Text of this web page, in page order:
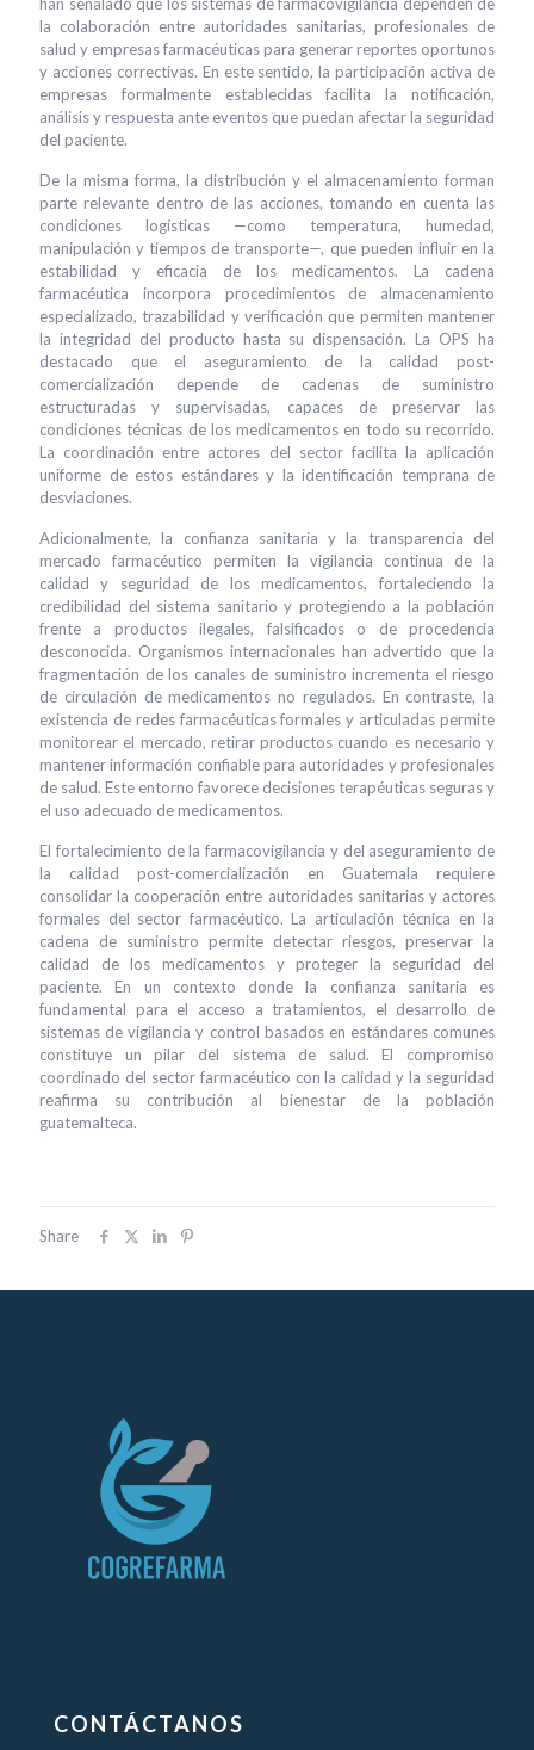
la colaboración entre autoridades sanitarias, profesionales de
salud y empresas farmacéuticas para generar reportes oportunos
y acciones correctivas. En este sentido, la participación activa de
empresas formalmente establecidas facilita la notificación,
análisis y respuesta ante eventos que puedan afectar la seguridad
del paciente.
De la misma forma, la distribución y el almacenamiento forman
parte relevante dentro de las acciones, tomando en cuenta las
condiciones logísticas —como temperatura, humedad,
manipulación y tiempos de transporte—, que pueden influir en la
estabilidad y eficacia de los medicamentos. La cadena
farmacéutica incorpora procedimientos de almacenamiento
especializado, trazabilidad y verificación que permiten mantener
la integridad del producto hasta su dispensación. La OPS ha
destacado que el aseguramiento de la calidad post-
comercialización depende de cadenas de suministro
estructuradas y supervisadas, capaces de preservar las
condiciones técnicas de los medicamentos en todo su recorrido.
La coordinación entre actores del sector facilita la aplicación
uniforme de estos estándares y la identificación temprana de
desviaciones.
Adicionalmente, la confianza sanitaria y la transparencia del
mercado farmacéutico permiten la vigilancia continua de la
calidad y seguridad de los medicamentos, fortaleciendo la
credibilidad del sistema sanitario y protegiendo a la población
frente a productos ilegales, falsificados o de procedencia
desconocida. Organismos internacionales han advertido que la
fragmentación de los canales de suministro incrementa el riesgo
de circulación de medicamentos no regulados. En contraste, la
existencia de redes farmacéuticas formales y articuladas permite
monitorear el mercado, retirar productos cuando es necesario y
mantener información confiable para autoridades y profesionales
de salud. Este entorno favorece decisiones terapéuticas seguras y
el uso adecuado de medicamentos.
El fortalecimiento de la farmacovigilancia y del aseguramiento de
la calidad post-comercialización en Guatemala requiere
consolidar la cooperación entre autoridades sanitarias y actores
formales del sector farmacéutico. La articulación técnica en la
cadena de suministro permite detectar riesgos, preservar la
calidad de los medicamentos y proteger la seguridad del
paciente. En un contexto donde la confianza sanitaria es
fundamental para el acceso a tratamientos, el desarrollo de
sistemas de vigilancia y control basados en estándares comunes
constituye un pilar del sistema de salud. El compromiso
coordinado del sector farmacéutico con la calidad y la seguridad
reafirma su contribución al bienestar de la población
guatemalteca.
Share
CONTÁCTANOS